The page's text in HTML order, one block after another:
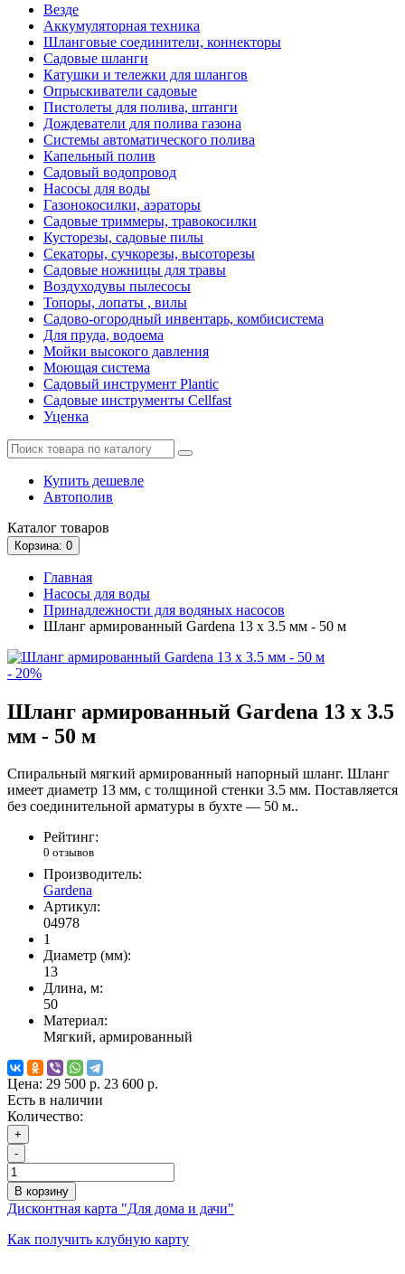
Везде
Аккумуляторная техника
Шланговые соединители, коннекторы
Садовые шланги
Катушки и тележки для шлангов
Опрыскиватели садовые
Пистолеты для полива, штанги
Дождеватели для полива газона
Системы автоматического полива
Капельный полив
Садовый водопровод
Насосы для воды
Газонокосилки, аэраторы
Садовые триммеры, травокосилки
Кусторезы, садовые пилы
Секаторы, сучкорезы, высоторезы
Садовые ножницы для травы
Воздуходувы пылесосы
Топоры, лопаты , вилы
Садово-огородный инвентарь, комбисистема
Для пруда, водоема
Мойки высокого давления
Моющая система
Садовый инструмент Plantic
Садовые инструменты Cellfast
Уценка
Купить дешевле
Автополив
Каталог товаров
Корзина: 0
Главная
Насосы для воды
Принадлежности для водяных насосов
Шланг армированный Gardena 13 х 3.5 мм - 50 м
- 20%
Шланг армированный Gardena 13 х 3.5
мм - 50 м
Спиральный мягкий армированный напорный шланг. Шланг
имеет диаметр 13 мм, с толщиной стенки 3.5 мм. Поставляется
без соединительной арматуры в бухте — 50 м..
Рейтинг:
0 отзывов
Производитель:
Gardena
Артикул:
04978
1
Диаметр (мм):
13
Длина, м:
50
Материал:
Мягкий, армированный
Цена: 29 500 р. 23 600 р.
Есть в наличии
Количество:
+
-
В корзину
Дисконтная карта "Для дома и дачи"
Как получить клубную карту